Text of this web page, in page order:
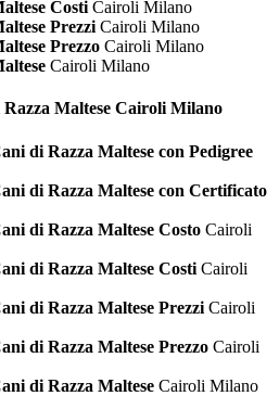
Costi Cairoli Milano
Prezzi Cairoli Milano
Prezzo Cairoli Milano
Cairoli Milano
Maltese Cairoli Milano
di Razza Maltese con Pedigree
di Razza Maltese con Certificato
di Razza Maltese Costo Cairoli
di Razza Maltese Costi Cairoli
di Razza Maltese Prezzi Cairoli
di Razza Maltese Prezzo Cairoli
di Razza Maltese Cairoli Milano